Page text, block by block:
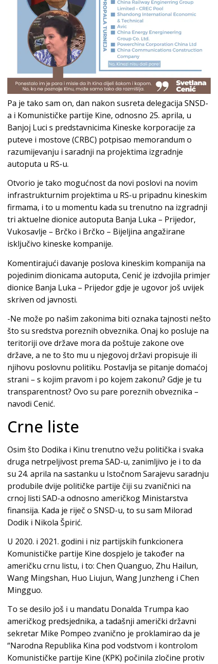
Pa je tako sam on, dan nakon susreta delegacija SNSD-
a i Komunističke partije Kine, odnosno 25. aprila, u
Banjoj Luci s predstavnicima Kineske korporacije za
puteve i mostove (CRBC) potpisao memorandum o
razumijevanju i saradnji na projektima izgradnje
autoputa u RS-u.
Otvorio je tako mogućnost da novi poslovi na novim
infrastrukturnim projektima u RS-u pripadnu kineskim
firmama, i to u momentu kada su trenutno na izgradnji
tri aktuelne dionice autoputa Banja Luka – Prijedor,
Vukosavlje – Brčko i Brčko – Bijeljina angažirane
isključivo kineske kompanije.
Komentirajući davanje poslova kineskim kompanija na
pojedinim dionicama autoputa, Cenić je izdvojila primjer
dionice Banja Luka – Prijedor gdje je ugovor još uvijek
skriven od javnosti.
-Ne može po našim zakonima biti oznaka tajnosti nešto
što su sredstva poreznih obveznika. Onaj ko posluje na
teritoriji ove države mora da poštuje zakone ove
države, a ne to što mu u njegovoj državi propisuje ili
njihovu poslovnu politiku. Postavlja se pitanje domaćoj
strani – s kojim pravom i po kojem zakonu? Gdje je tu
transparentnost? Ovo su pare poreznih obveznika –
navodi Cenić.
Crne liste
Osim što Dodika i Kinu trenutno vežu politička i svaka
druga netrpeljivost prema SAD-u, zanimljivo je i to da
su 24. aprila na sastanku u Istočnom Sarajevu saradnju
produbile dvije političke partije čiji su zvaničnici na
crnoj listi SAD-a odnosno američkog Ministarstva
finansija. Kada je riječ o SNSD-u, to su sam Milorad
Dodik i Nikola Špirić.
U 2020. i 2021. godini i niz partijskih funkcionera
Komunističke partije Kine dospjelo je također na
američku crnu listu, i to: Chen Quanguo, Zhu Hailun,
Wang Mingshan, Huo Liujun, Wang Junzheng i Chen
Mingguo.
To se desilo još i u mandatu Donalda Trumpa kao
američkog predsjednika, a tadašnji američki državni
sekretar Mike Pompeo zvanično je proklamirao da je
“Narodna Republika Kina pod vodstvom i kontrolom
Komunističke partije Kine (KPK) počinila zločine protiv